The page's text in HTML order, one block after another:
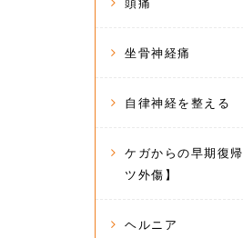
頭痛
坐骨神経痛
自律神経を整える
ケガからの早期復
ツ外傷】
ヘルニア